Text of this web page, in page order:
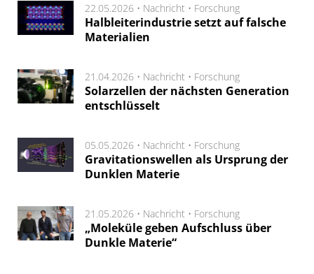
22.05.2026 • Nachricht • Forschung
Halbleiterindustrie setzt auf falsche
Materialien
21.04.2026 • Nachricht • Forschung
Solarzellen der nächsten Generation
entschlüsselt
05.05.2026 • Nachricht • Forschung
Gravitationswellen als Ursprung der
Dunklen Materie
21.05.2026 • Nachricht • Forschung
„Moleküle geben Aufschluss über
Dunkle Materie“